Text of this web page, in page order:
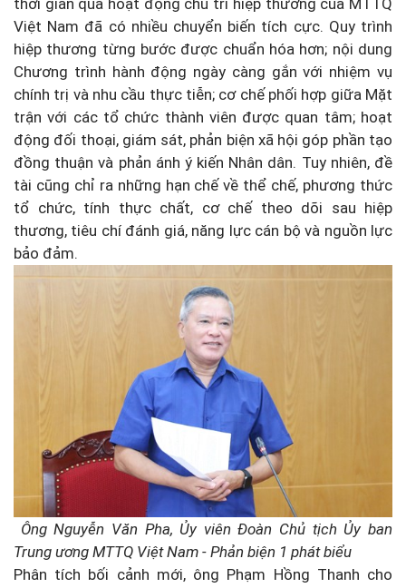
Việt Nam đã có nhiều chuyển biến tích cực. Quy trình
hiệp thương từng bước được chuẩn hóa hơn; nội dung
Chương trình hành động ngày càng gắn với nhiệm vụ
chính trị và nhu cầu thực tiễn; cơ chế phối hợp giữa Mặt
trận với các tổ chức thành viên được quan tâm; hoạt
động đối thoại, giám sát, phản biện xã hội góp phần tạo
đồng thuận và phản ánh ý kiến Nhân dân. Tuy nhiên, đề
tài cũng chỉ ra những hạn chế về thể chế, phương thức
tổ chức, tính thực chất, cơ chế theo dõi sau hiệp
thương, tiêu chí đánh giá, năng lực cán bộ và nguồn lực
bảo đảm.
Ông Nguyễn Văn Pha, Ủy viên Đoàn Chủ tịch Ủy ban
Trung ương MTTQ Việt Nam - Phản biện 1 phát biểu
Phân tích bối cảnh mới, ông Phạm Hồng Thanh cho